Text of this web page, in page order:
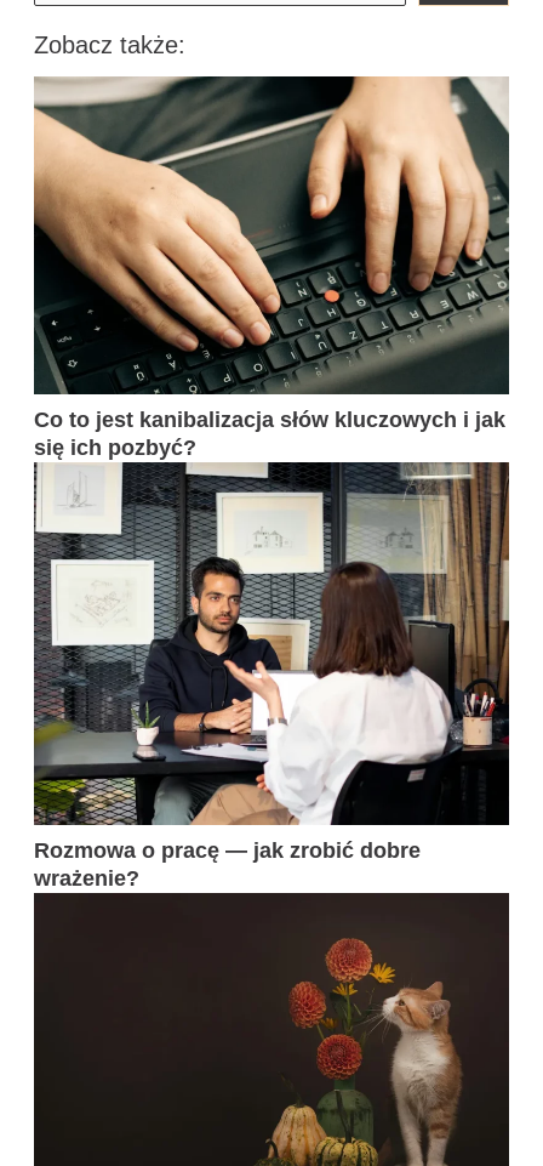
Zobacz także:
Co to jest kanibalizacja słów kluczowych i jak
się ich pozbyć?
Rozmowa o pracę — jak zrobić dobre
wrażenie?